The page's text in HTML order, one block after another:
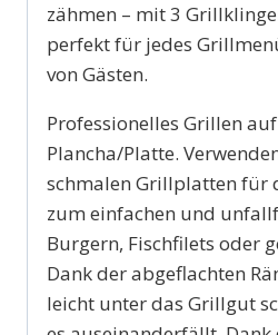
zähmen – mit 3
perfekt für jedes
von Gästen.
Professionelles Grillen
Plancha/Platte.
schmalen Grillplatten für
zum einfachen und
Burgern, Fischfilets oder
Dank der abgeflachten
leicht unter das Grillgut